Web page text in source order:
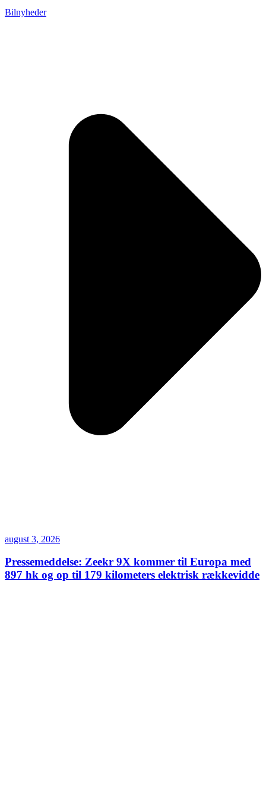
Bilnyheder
august 3, 2026
Pressemeddelse: Zeekr 9X kommer til Europa med
897 hk og op til 179 kilometers elektrisk rækkevidde